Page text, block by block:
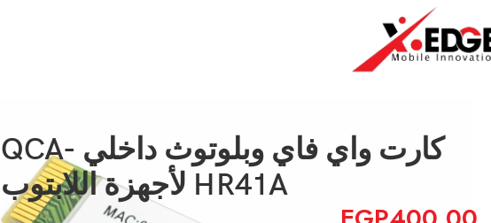
الرئيسية Spare Parts كارت واي فاي وبلوتوث داخلي QCA-HR41A لأجهزة اللابتوب
كارت واي فاي وبلوتوث داخلي QCA-
HR41A لأجهزة اللابتوب